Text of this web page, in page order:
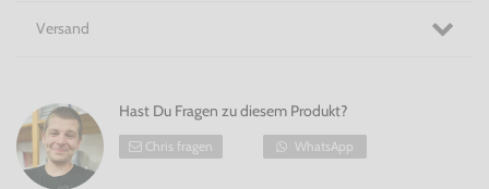
Versand
Hast Du Fragen zu diesem Produkt?
Chris fragen WhatsApp